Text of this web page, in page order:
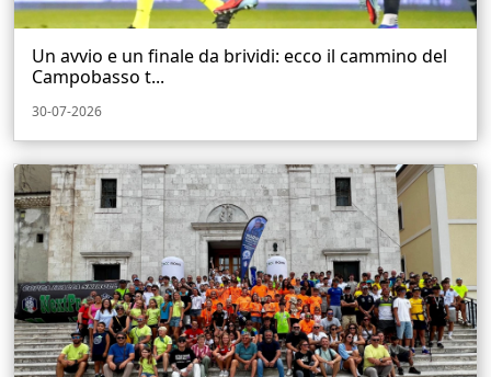
Un avvio e un finale da brividi: ecco il cammino del
Campobasso t...
30-07-2026